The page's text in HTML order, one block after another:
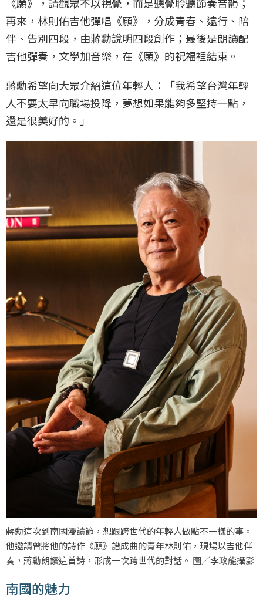
再來，林則佑吉他彈唱《願》，分成青春、遠行、陪
伴、告別四段，由蔣勳說明四段創作；最後是朗讀配
吉他彈奏，文學加音樂，在《願》的祝福裡結束。
蔣勳希望向大眾介紹這位年輕人：「我希望台灣年輕
人不要太早向職場投降，夢想如果能夠多堅持一點，
還是很美好的。」
蔣勳這次到南國漫讀節，想跟跨世代的年輕人做點不一樣的事。
他邀請曾將他的詩作《願》譜成曲的青年林則佑，現場以吉他伴
奏，蔣勳朗讀這首詩，形成一次跨世代的對話。 圖／李政龍攝影
南國的魅力